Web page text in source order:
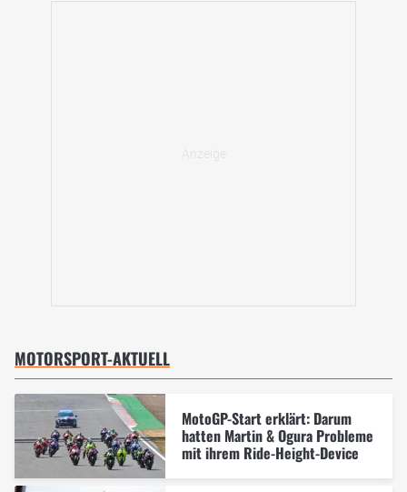
MOTORSPORT-AKTUELL
MotoGP-Start erklärt: Darum
hatten Martin & Ogura Probleme
mit ihrem Ride-Height-Device